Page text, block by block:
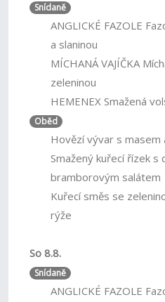
Snídaně
ANGLICKÉ FAZOLE
a slaninou
MÍCHANÁ VAJÍČKA
zeleninou
HEMENEX Smažená
Oběd
Hovězí vývar s masem
Smažený kuřecí řízek s
bramborovým salátem
Kuřecí směs se
rýže
So 8.8.
Snídaně
ANGLICKÉ FAZOLE